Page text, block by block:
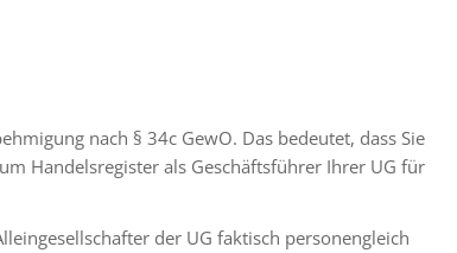
nach § 34c GewO. Das bedeutet, dass Sie
Handelsregister als Geschäftsführer Ihrer UG für
der UG faktisch personengleich